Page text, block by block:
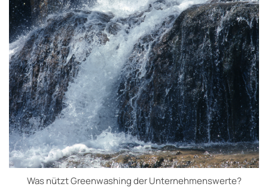
Was nützt Greenwashing der Unternehmenswerte?